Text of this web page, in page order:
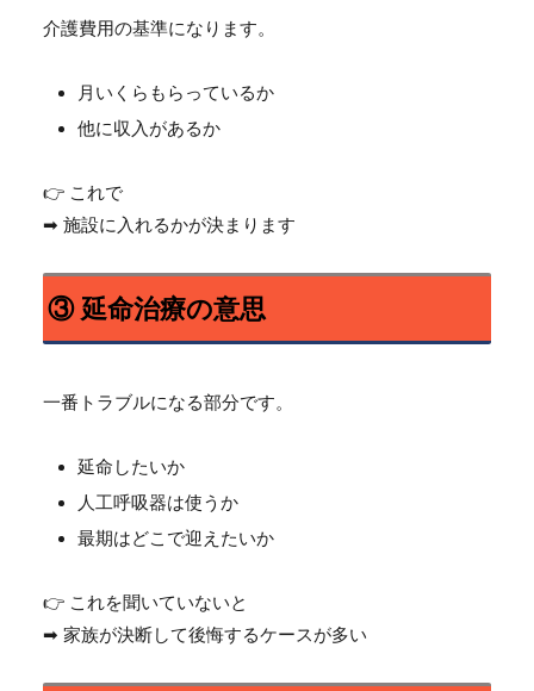
介護費用の基準になります。
月いくらもらっているか
他に収入があるか
👉 これで
➡ 施設に入れるかが決まります
③ 延命治療の意思
一番トラブルになる部分です。
延命したいか
人工呼吸器は使うか
最期はどこで迎えたいか
👉 これを聞いていないと
➡ 家族が決断して後悔するケースが多い